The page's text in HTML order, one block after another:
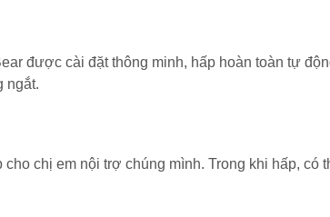
được cài đặt thông minh, hấp hoàn toàn tự
ngắt.
chị em nội trợ chúng mình. Trong khi hấp, có